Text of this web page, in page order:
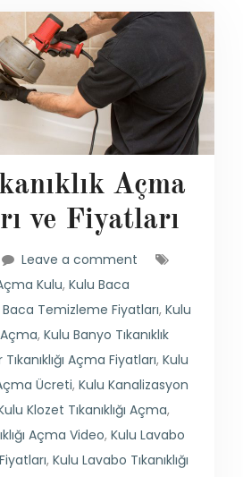
Açma
ve Fiyatları
Leave a comment
Kulu, Kulu Baca
Baca Temizleme Fiyatları, Kulu
Açma, Kulu Banyo Tıkanıklık
Açma Fiyatları, Kulu
Ücreti, Kulu Kanalizasyon
Klozet Tıkanıklığı Açma,
Açma Video, Kulu Lavabo
, Kulu Lavabo Tıkanıklığı